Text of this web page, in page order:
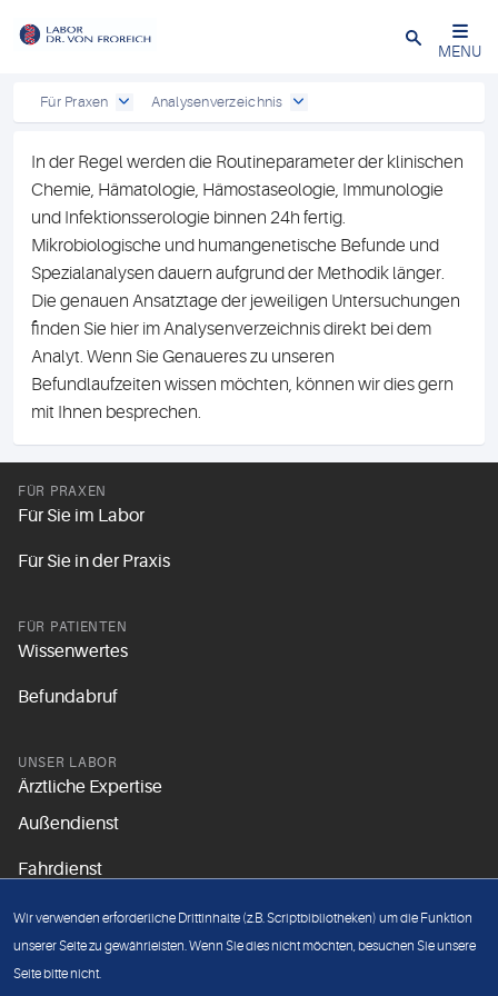
Close
MENU
Für Praxen Analysenverzeichnis
In der Regel werden die Routineparameter der klinischen
Chemie, Hämatologie, Hämostaseologie, Immunologie
und Infektionsserologie binnen 24h fertig.
Mikrobiologische und humangenetische Befunde und
Spezialanalysen dauern aufgrund der Methodik länger.
Die genauen Ansatztage der jeweiligen Untersuchungen
finden Sie hier im Analysenverzeichnis direkt bei dem
Analyt. Wenn Sie Genaueres zu unseren
Befundlaufzeiten wissen möchten, können wir dies gern
mit Ihnen besprechen.
FÜR PRAXEN
Für Sie im Labor
Für Sie in der Praxis
FÜR PATIENTEN
Wissenwertes
Befundabruf
UNSER LABOR
Ärztliche Expertise
Außendienst
Fahrdienst
Unsere Grundsätze
Wir verwenden erforderliche Drittinhalte (z.B. Scriptbibliotheken) um die Funktion
unserer Seite zu gewährleisten. Wenn Sie dies nicht möchten, besuchen Sie unsere
Seite bitte nicht.